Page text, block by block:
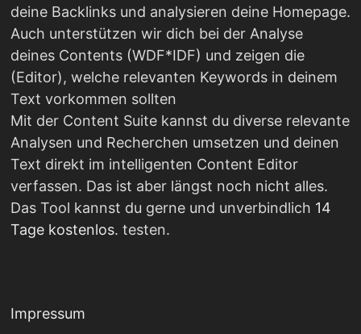
deine Backlinks und analysieren deine Homepage.
Auch unterstützen wir dich bei der Analyse
deines Contents (WDF*IDF) und zeigen die
(Editor), welche relevanten Keywords in deinem
Text vorkommen sollten
Mit der Content Suite kannst du diverse relevante
Analysen und Recherchen umsetzen und deinen
Text direkt im intelligenten Content Editor
verfassen. Das ist aber längst noch nicht alles.
Das Tool kannst du gerne und unverbindlich 14
Tage kostenlos. testen.
Impressum